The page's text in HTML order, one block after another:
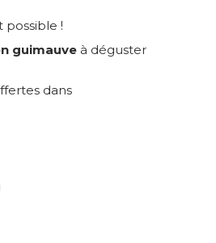
possible !
guimauveà déguster
dans